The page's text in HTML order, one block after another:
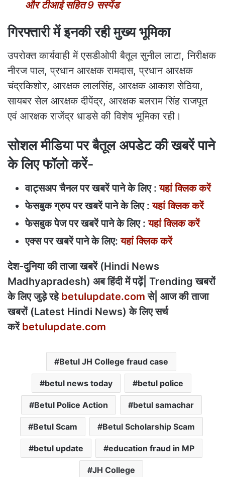
और टीआई सहित 9 सस्पेंड
गिरफ्तारी में इनकी रही मुख्य भूमिका
उपरोक्त कार्यवाही में एसडीओपी बैतूल सुनील लाटा, निरीक्षक
नीरज पाल, प्रधान आरक्षक रामदास, प्रधान आरक्षक
चंद्रकिशोर, आरक्षक लालसिंह, आरक्षक आकाश सेठिया,
सायबर सेल आरक्षक दीपेंद्र, आरक्षक बलराम सिंह राजपूत
एवं आरक्षक राजेंद्र धाडसे की विशेष भूमिका रही।
सोशल मीडिया पर बैतूल अपडेट की खबरें पाने
के लिए फॉलो करें-
वाट्सअप चैनल पर खबरें पाने के लिए :यहां क्लिक करें
फेसबुक ग्रुप पर खबरें पाने के लिए :यहां क्लिक करें
फेसबुक पेज पर खबरें पाने के लिए :यहां क्लिक करें
एक्स पर खबरें पाने के लिए:यहां क्लिक करें
देश-दुनिया की ताजा खबरें (Hindi News
Madhyapradesh) अब हिंदी में पढ़ें| Trending खबरों
के लिए जुड़े रहे betulupdate.com से| आज की ताजा
खबरों (Latest Hindi News) के लिए सर्च
करें betulupdate.com
Betul JH College fraud case
betul news today betul police
Betul Police Action betul samachar
Betul Scam Betul Scholarship Scam
betul update education fraud in MP
JH College